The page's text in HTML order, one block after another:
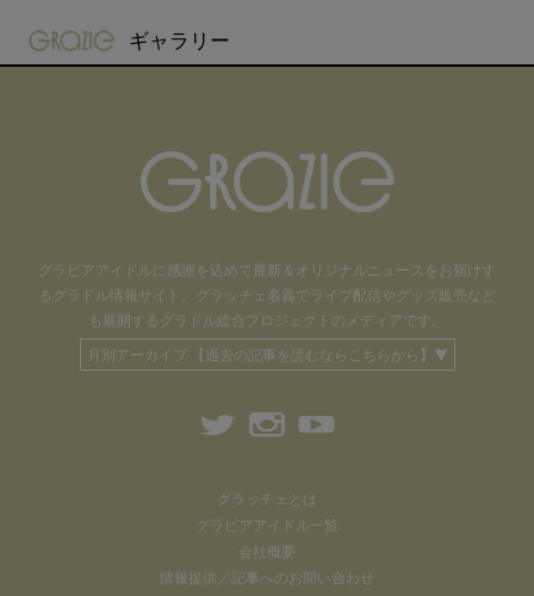
gravure-grazie
ギャラリー
グラビアアイドルに感謝を込めて 最新＆オリジナルニュースをお届けす
るグラドル情報サイト。
グラッチェ名義でライブ配信や グッズ販売など
も 展開するグラドル総合プロジェクトのメディアです。
月別アーカイブ 【過去の記事を読むならこちらから】▼
グラッチェとは
グラビアアイドル一覧
会社概要
情報提供／記事へのお問い合わせ